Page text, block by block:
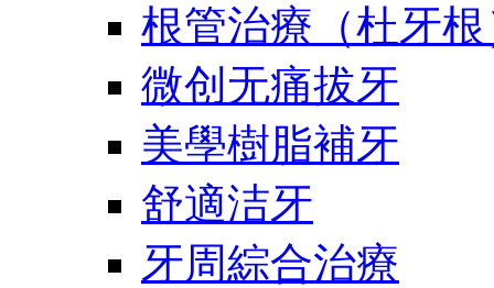
根管治療（杜牙
微创无痛拔牙
美學樹脂補牙
舒適洁牙
牙周綜合治療